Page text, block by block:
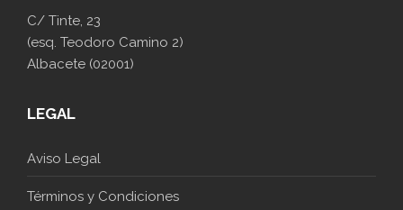
C/ Tinte, 23
(esq. Teodoro Camino 2)
Albacete (02001)
LEGAL
Aviso Legal
Términos y Condiciones